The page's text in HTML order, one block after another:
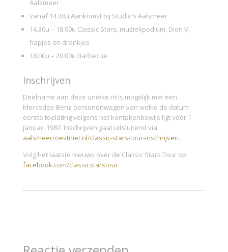
Aalsmeer
vanaf 14.30u​​ Aankomst bij Studio’s Aalsmeer
14.30u – 18.00u​ Classic Stars, muziekpodium, Dion V,
hapjes en drankjes
18.00u – 20.00u​ Barbecue
Inschrijven
Deelname aan deze unieke rit is mogelijk met een
Mercedes-Benz personenwagen van welke de datum
eerste toelating volgens het kentekenbewijs ligt vóór 1
januari 1987. Inschrijven gaat uitsluitend via
aalsmeerroestniet.nl/classic-stars-tour-inschrijven.
Volg het laatste nieuws over de Classic Stars Tour op
facebook.com/classicstarstour.